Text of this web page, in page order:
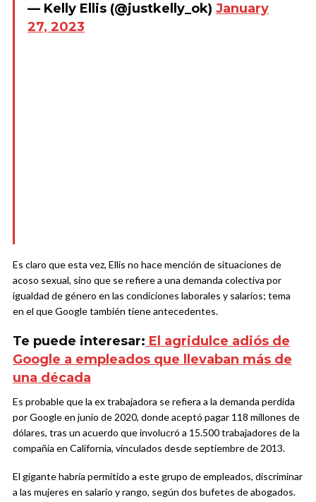
— Kelly Ellis (@justkelly_ok) January
27, 2023
Es claro que esta vez, Ellis no hace mención de situaciones de
acoso sexual, sino que se refiere a una demanda colectiva por
igualdad de género en las condiciones laborales y salarios; tema
en el que Google también tiene antecedentes.
Te puede interesar: El agridulce adiós de
Google a empleados que llevaban más de
una década
Es probable que la ex trabajadora se refiera a la demanda perdida
por Google en junio de 2020, donde aceptó pagar 118 millones de
dólares, tras un acuerdo que involucró a 15.500 trabajadores de la
compañía en California, vinculados desde septiembre de 2013.
El gigante habría permitido a este grupo de empleados, discriminar
a las mujeres en salario y rango, según dos bufetes de abogados.